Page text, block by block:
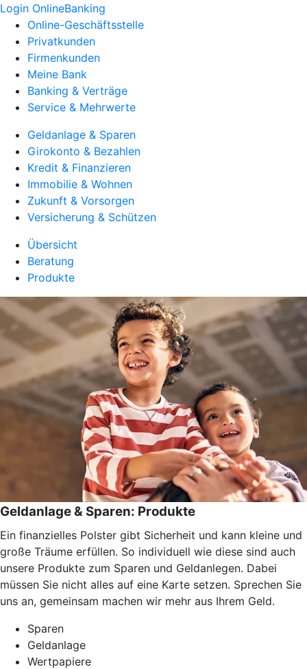
Login OnlineBanking
Online-Geschäftsstelle
Privatkunden
Firmenkunden
Meine Bank
Banking & Verträge
Service & Mehrwerte
Geldanlage & Sparen
Girokonto & Bezahlen
Kredit & Finanzieren
Immobilie & Wohnen
Zukunft & Vorsorgen
Versicherung & Schützen
Übersicht
Beratung
Produkte
Geldanlage & Sparen: Produkte
Ein finanzielles Polster gibt Sicherheit und kann kleine und
große Träume erfüllen. So individuell wie diese sind auch
unsere Produkte zum Sparen und Geldanlegen. Dabei
müssen Sie nicht alles auf eine Karte setzen. Sprechen Sie
uns an, gemeinsam machen wir mehr aus Ihrem Geld.
Sparen
Geldanlage
Wertpapiere